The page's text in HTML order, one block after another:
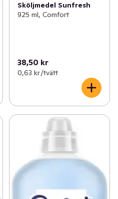
Sköljmedel Sunfresh
925 ml, Comfort
38,50 kr
0,63 kr /tvätt